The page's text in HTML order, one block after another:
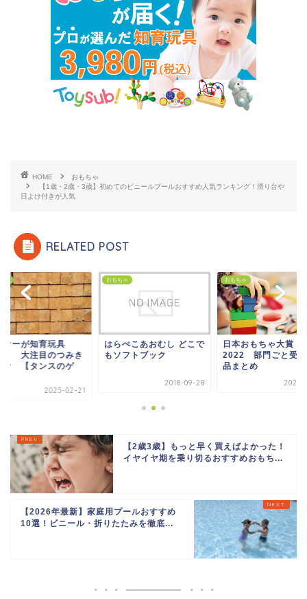
HOME
おもちゃ
【1歳・2歳・3歳】初めてのビニールプールおすすめ人気ランキング！滑り台や
日よけ付きが人気
RELATED POST
ぺこあおむし どこで
フトブック
おもちゃ
日本おもちゃ大賞
2022 部門ごと受賞商
2023-05-11
おもちゃ
ソファーが知育玩具
に！？ 大注目のつ
ソファ 【タンスの
【2歳3歳】もっと早く買えばよかった！
イヤイヤ期を乗り切るおすすめおもち...
【2026年最新】家庭用プールおすすめ
10選！ビニール・折りたたみを徹底...